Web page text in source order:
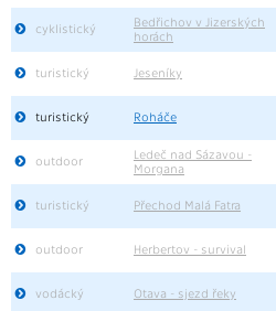
cyklistický
Bedřichov v Jizerských
horách
turistický Jeseníky
turistický Roháče
outdoor
Ledeč nad Sázavou -
Morgana
turistický Přechod Malá Fatra
outdoor Herbertov - survival
vodácký Otava - sjezd řeky